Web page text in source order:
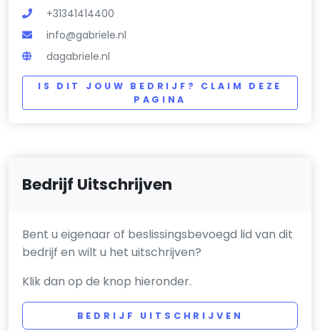
+31341414400
info@gabriele.nl
dagabriele.nl
IS DIT JOUW BEDRIJF? CLAIM DEZE
PAGINA
Bedrijf Uitschrijven
Bent u eigenaar of beslissingsbevoegd lid van dit
bedrijf en wilt u het uitschrijven?
Klik dan op de knop hieronder.
BEDRIJF UITSCHRIJVEN